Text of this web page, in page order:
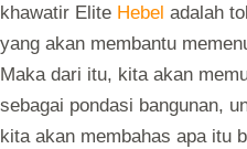
khawatir Elite Hebel adalah
yang akan membantu
Maka dari itu, kita akan
sebagai pondasi bangunan,
kita akan membahas apa itu